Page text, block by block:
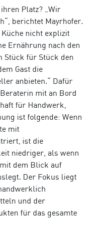
Platz? „Wir
berichtet Mayrhofer.
nicht explizit
Ernährung nach den
Stück für Stück den
Gast die
anbieten.“ Dafür
mit an Bord
für Handwerk,
ist folgende: Wenn
mit
ist die
niedriger, als wenn
dem Blick auf
Der Fokus liegt
und der
für das gesamte